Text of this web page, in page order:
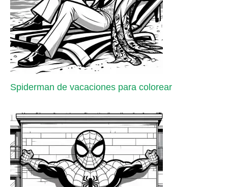
Spiderman de vacaciones para colorear